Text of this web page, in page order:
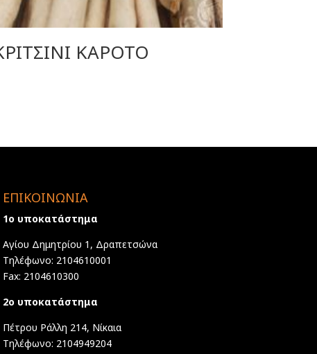
ΚΑΡΟΤΟ
ΕΠΙΚΟΙΝΩΝΙΑ
1ο υποκατάστημα
Αγίου Δημητρίου 1, Δραπετσώνα
Τηλέφωνο: 2104610001
Fax: 2104610300
2ο υποκατάστημα
Πέτρου Ράλλη 214, Νίκαια
Τηλέφωνο: 2104949204